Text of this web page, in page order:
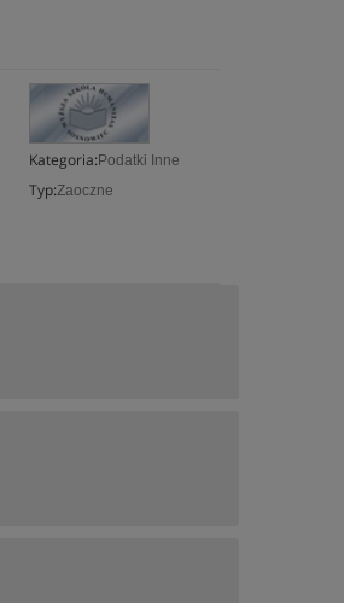
Kategoria: Podatki Inne
Typ:Zaoczne